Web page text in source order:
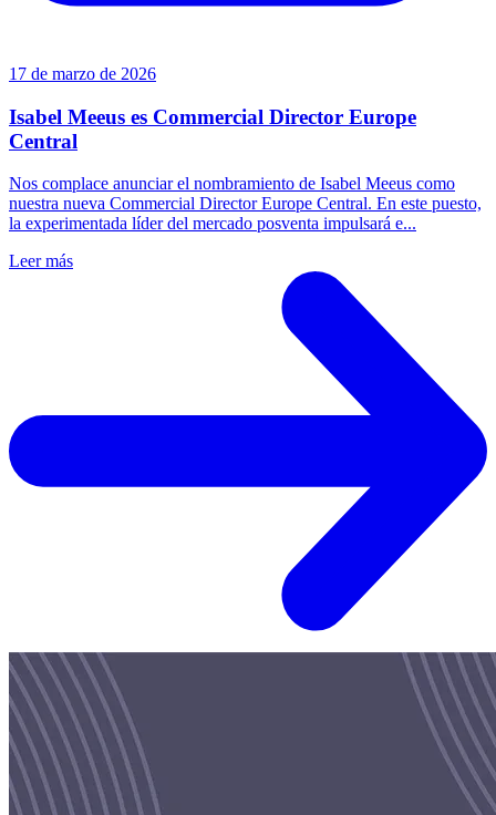
17 de marzo de 2026
Isabel Meeus es Commercial Director Europe
Central
Nos complace anunciar el nombramiento de Isabel Meeus como
nuestra nueva Commercial Director Europe Central. En este puesto,
la experimentada líder del mercado posventa impulsará e...
Leer más